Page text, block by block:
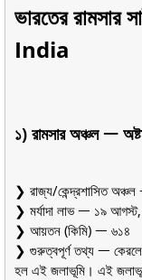
ভারতের
India
১) রামসার অঞ্চল ᅳ
❯ রাজ্য/কেন্দ্রশাসিত
❯ মর্যাদা লাভ ᅳ ১৯
❯ আয়তন (কিমি) ᅳ ৬১৪
❯ গুরুত্বপূর্ণ তথ্য ᅳ
হল এই জলাভূমি। এই